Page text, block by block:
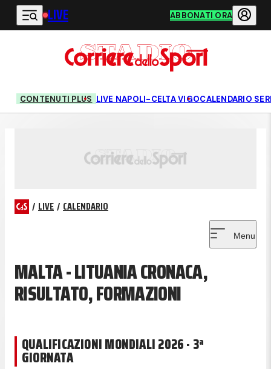
Vai al contenuto principale
LIVE ABBONATI ORA
CONTENUTI PLUS LIVE NAPOLI-CELTA VIGOCALENDARIO
/ LIVE / CALENDARIO
Menu
MALTA - LITUANIA CRONACA,
RISULTATO, FORMAZIONI
QUALIFICAZIONI MONDIALI 2026 · 3ª
GIORNATA